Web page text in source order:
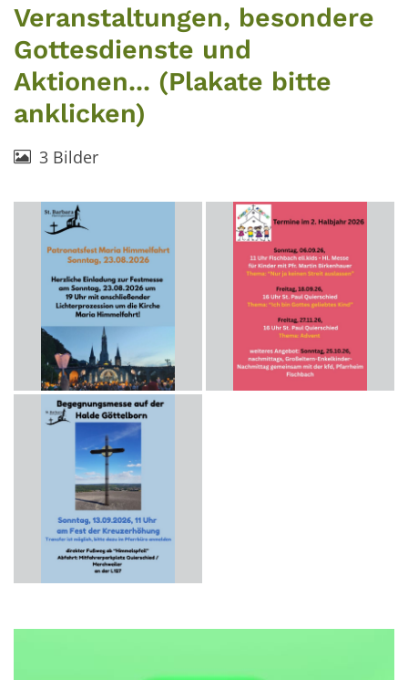
Veranstaltungen, besondere
Gottesdienste und
Aktionen... (Plakate bitte
anklicken)
3 Bilder